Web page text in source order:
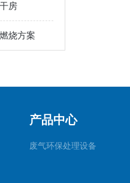
房
烧方案
产品中心
废气环保处理设备